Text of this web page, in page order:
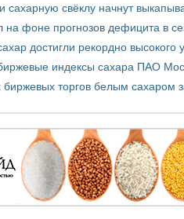
сахарную свёклу начнут
на фоне прогнозов дефицита в
достигли рекордно высокого
индексы сахара ПАО
биржевых торгов белым сахаром